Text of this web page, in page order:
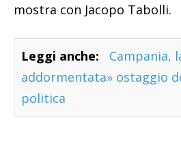
mostra con Jacopo Tabolli.
Leggi anche:
Campania,
addormentata» ostaggio
politica